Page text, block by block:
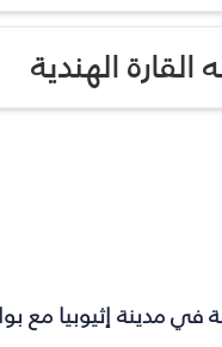
القارة الهندية
في مدينة إثيوبيا مع